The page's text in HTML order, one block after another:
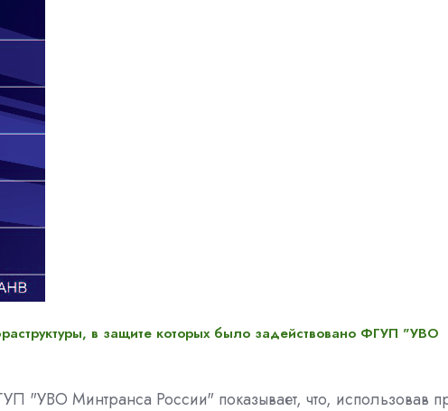
в защите которых было задействовано ФГУП "УВО
"УВО Минтранса России" показывает, что, использовав